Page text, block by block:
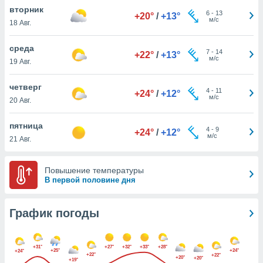
вы
установки
веб-
как
о вашем
вторник
18 Авг.
+20° / +13° 6- 13
м/с
среда
19 Авг.
+22° / +13° 7- 14
м/с
четверг
20 Авг.
+24° / +12° 4- 11
м/с
пятница
21 Авг.
+24° / +12° 4- 9
м/с
Повышение температуры
В первой половине дня
График погоды
+24°
+31°
+25°
+19°
+22°
+27° +32° +33°
+28°
+20°
+20°
+22°
+24°